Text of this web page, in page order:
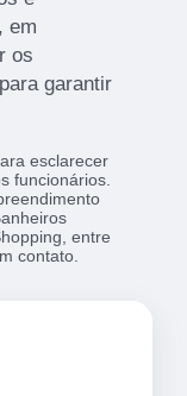
em
os
garantir
esclarecer
funcionários.
entre
contato.